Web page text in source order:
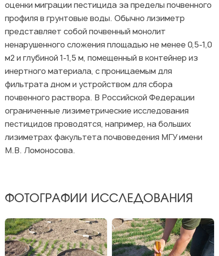
оценки миграции пестицида за пределы почвенного
профиля в грунтовые воды. Обычно лизиметр
представляет собой почвенный монолит
ненарушенного сложения площадью не менее 0,5-1,0
м2 и глубиной 1-1,5 м, помещенный в контейнер из
инертного материала, с проницаемым для
фильтрата дном и устройством для сбора
почвенного раствора. В Российской Федерации
ограниченные лизиметрические исследования
пестицидов проводятся, например, на больших
лизиметрах факультета почвоведения МГУ имени
М.В. Ломоносова.
ФОТОГРАФИИ ИССЛЕДОВАНИЯ